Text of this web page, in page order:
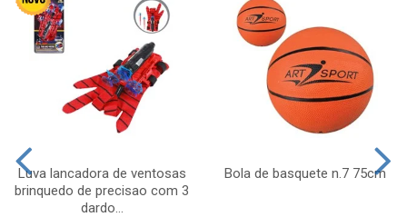
Luva lancadora de ventosas
brinquedo de precisao com 3
dardo...
Bola de basquete n.7 75cm